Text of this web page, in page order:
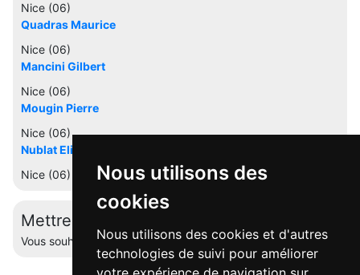
Nous utilisons des
cookies
Nous utilisons des cookies et d'autres
technologies de suivi pour améliorer
Nice (06)
Quadras Maurice
Nice (06)
Mancini Gilbert
Nice (06)
Mougin Pierre
Nice (06)
Nublat Elisabeth
Nice (06)
Mettre à jour cette fiche
Vous souhaitez éditer votre profil ? Contactez-nous.